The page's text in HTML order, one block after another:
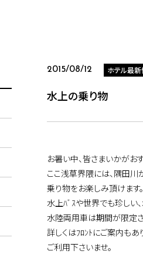
2015/08/12 ホテル最
水上の乗り物
お暑い中、皆さまいかがお
ここ浅草界隈には、隅田川
乗り物をお楽しみ頂けます
水上ﾊﾞｽや世界でも珍しい
水陸両用車は期間が限定さ
詳しくはﾌﾛﾝﾄにご案内もあ
ご利用下さいませ。